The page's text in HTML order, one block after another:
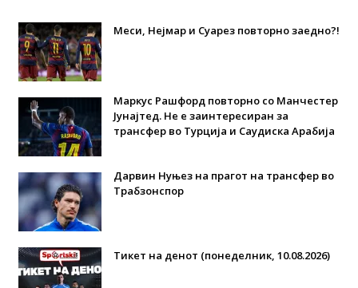
Меси, Нејмар и Суарез повторно заедно?!
Маркус Рашфорд повторно со Манчестер
Јунајтед. Не е заинтересиран за
трансфер во Турција и Саудиска Арабија
Дарвин Нуњез на прагот на трансфер во
Трабзонспор
Тикет на денот (понеделник, 10.08.2026)